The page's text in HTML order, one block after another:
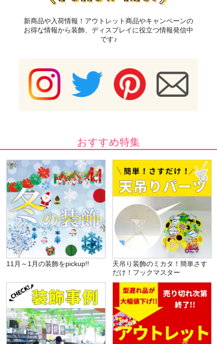
新商品や入荷情報！アウトレット商品やキャンペーンの
お得な情報から装飾、ディスプレイに役立つ情報発信中
です♪
おすすめ特集
11月～1月の装飾をpickup!!
天吊り装飾のミカタ！簡単さす
だけ！フックマスター